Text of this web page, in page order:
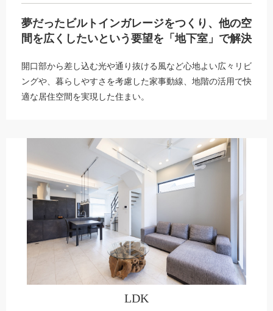
夢だったビルトインガレージをつくり、他の空
間を広くしたいという要望を「地下室」で解決
開口部から差し込む光や通り抜ける風など心地よい広々リビ
ングや、暮らしやすさを考慮した家事動線、地階の活用で快
適な居住空間を実現した住まい。
LDK